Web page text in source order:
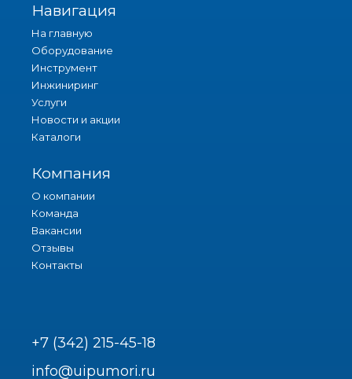
Навигация
На главную
Оборудование
Инструмент
Инжиниринг
Услуги
Новости и акции
Каталоги
Компания
О компании
Команда
Вакансии
Отзывы
Контакты
+7 (342) 215-45-18
info@uipumori.ru